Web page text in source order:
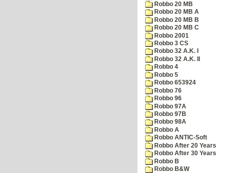
Robbo 20 MB
Robbo 20 MB A
Robbo 20 MB B
Robbo 20 MB C
Robbo 2001
Robbo 3 CS
Robbo 32 A.K. I
Robbo 32 A.K. II
Robbo 4
Robbo 5
Robbo 653924
Robbo 76
Robbo 96
Robbo 97A
Robbo 97B
Robbo 98A
Robbo A
Robbo ANTIC-Soft
Robbo After 20 Years
Robbo After 30 Years
Robbo B
Robbo B&W